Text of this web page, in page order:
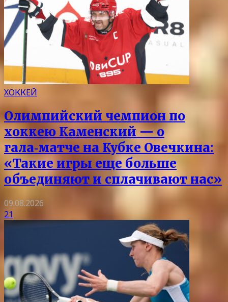
ХОККЕЙ
Олимпийский чемпион по
хоккею Каменский — о
гала‑матче на Кубке Овечкина:
«Такие игры еще больше
объединяют и сплачивают нас»
09.08.2026
21